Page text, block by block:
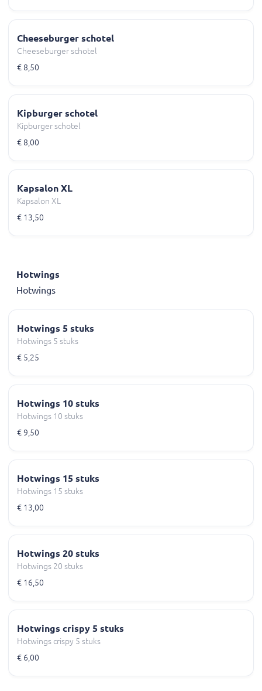
Cheeseburger schotel
Cheeseburger schotel
€ 8,50
Kipburger schotel
Kipburger schotel
€ 8,00
Kapsalon XL
Kapsalon XL
€ 13,50
Hotwings
Hotwings
Hotwings 5 stuks
Hotwings 5 stuks
€ 5,25
Hotwings 10 stuks
Hotwings 10 stuks
€ 9,50
Hotwings 15 stuks
Hotwings 15 stuks
€ 13,00
Hotwings 20 stuks
Hotwings 20 stuks
€ 16,50
Hotwings crispy 5 stuks
Hotwings crispy 5 stuks
€ 6,00